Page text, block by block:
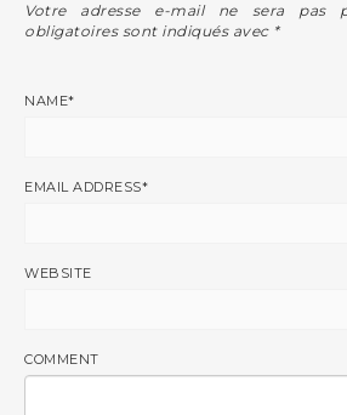
Votre adresse e-mail ne sera pas
obligatoires sont indiqués avec *
NAME*
EMAIL ADDRESS*
WEBSITE
COMMENT